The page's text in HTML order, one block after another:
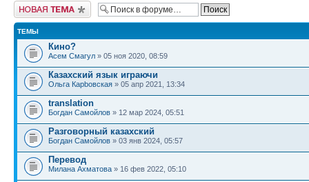
Новая тема
ТЕМЫ
Кино?
Асем Смагул » 05 ноя 2020, 08:59
Казахский язык играючи
Ольга Карbовская » 05 апр 2021, 13:34
translation
Богдан Самойлов » 12 мар 2024, 05:51
Разговорный казахский
Богдан Самойлов » 03 янв 2024, 05:57
Перевод
Милана Ахматова » 16 фев 2022, 05:10